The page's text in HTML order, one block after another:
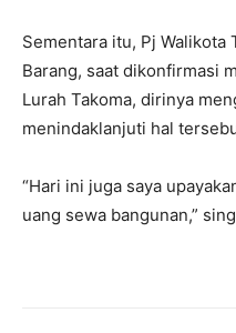
Sementara itu, Pj Walikota
Barang, saat dikonfirmasi
Lurah Takoma, dirinya
menindaklanjuti hal
“Hari ini juga saya
uang sewa bangunan,”